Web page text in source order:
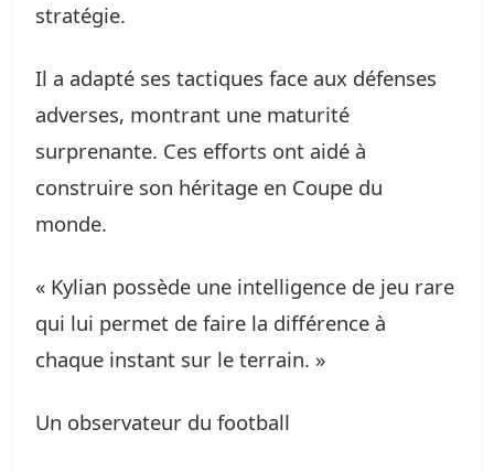
stratégie.
Il a adapté ses tactiques face aux défenses
adverses, montrant une maturité
surprenante. Ces efforts ont aidé à
construire son héritage en Coupe du
monde.
« Kylian possède une intelligence de jeu rare
qui lui permet de faire la différence à
chaque instant sur le terrain. »
Un observateur du football